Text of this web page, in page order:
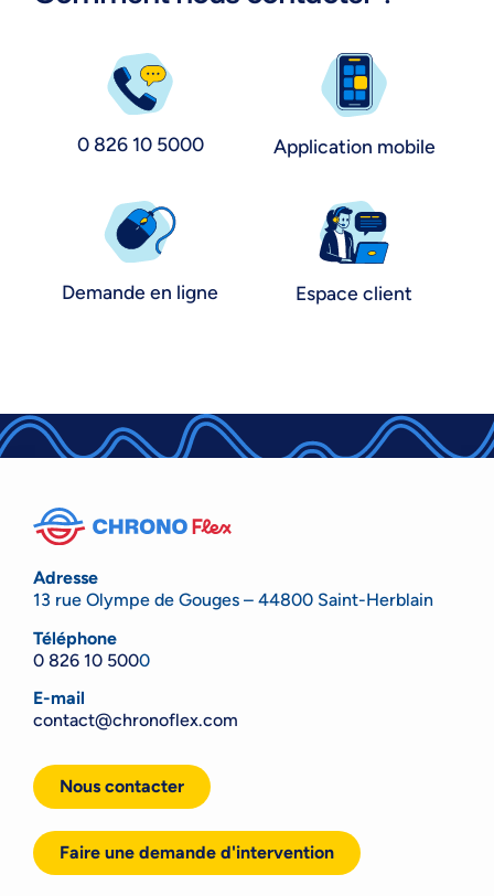
0 826 10 5000 Application mobile
Demande en ligne Espace client
Adresse
13 rue Olympe de Gouges – 44800 Saint-Herblain
Téléphone
0 826 10 5000
E-mail
contact@chronoflex.com
Nous contacter
Faire une demande d'intervention